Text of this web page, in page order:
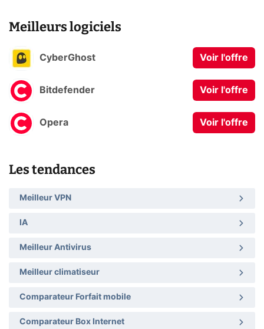
Meilleurs logiciels
CyberGhost Voir l'offre
Bitdefender Voir l'offre
Opera Voir l'offre
Les tendances
Meilleur VPN
IA
Meilleur Antivirus
Meilleur climatiseur
Comparateur Forfait mobile
Comparateur Box Internet